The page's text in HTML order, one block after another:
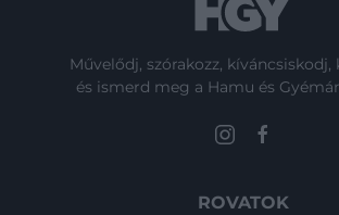
Művelődj, szórakozz, kíváncsiskodj,
és ismerd meg a Hamu és
ROVATOK